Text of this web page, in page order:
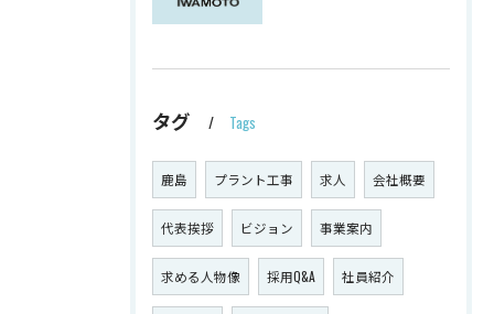
タグ Tags
鹿島 プラント工事 求人 会社概要
代表挨拶 ビジョン 事業案内
求める人物像 採用Q&A 社員紹介